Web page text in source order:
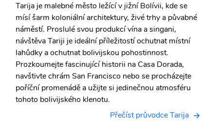
Tarija je malebné město ležící v jižní Bolívii, kde se
mísí šarm koloniální architektury, živé trhy a půvabné
náměstí. Proslulé svou produkcí vína a singani,
návštěva Tariji je ideální příležitostí ochutnat místní
lahůdky a ochutnat bolivijskou pohostinnost.
Prozkoumejte fascinující historii na Casa Dorada,
navštivte chrám San Francisco nebo se procházejte
poříční promenádě a užijte si jedinečnou atmosféru
tohoto bolivijského klenotu.
Přečíst průvodce Tarija